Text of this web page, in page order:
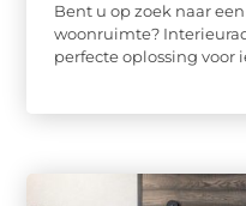
Bent u op zoek naar
woonruimte?
perfecte oplossing voor